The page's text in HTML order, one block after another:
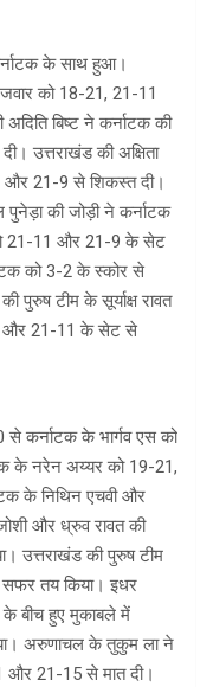
के साथ हुआ।
को 18-21, 21-11
बिष्ट ने कर्नाटक की
उत्तराखंड की अक्षिता
और 21-9 से शिकस्त दी।
की जोड़ी ने कर्नाटक
को 21-11 और 21-9 के सेट
को 3-2 के स्कोर से
पुरुष टीम के सूर्याक्ष रावत
और 21-11 के सेट से
कर्नाटक के भार्गव एस को
के नरेन अय्यर को 19-21,
के निथिन एचवी और
और ध्रुव रावत की
उत्तराखंड की पुरुष टीम
तय किया। इधर
बीच हुए मुकाबले में
अरुणाचल के तुकुम ला ने
और 21-15 से मात दी।